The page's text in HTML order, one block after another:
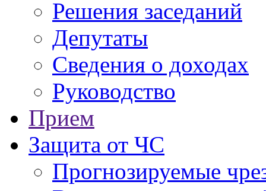
Решения заседаний
Депутаты
Сведения о доходах
Руководство
Прием
Защита от ЧС
Прогнозируемые